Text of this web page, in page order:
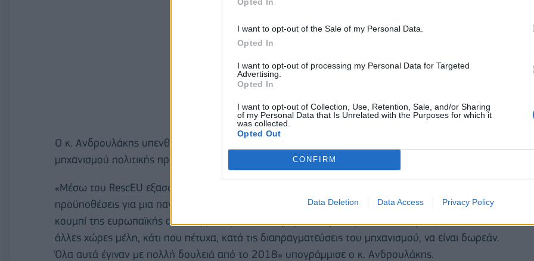
I want to opt-out of the Sale of my Personal Data.
Opted In
I want to opt-out of processing my Personal Data for Targeted
Advertising.
Opted In
I want to opt-out of Collection, Use, Retention, Sale, and/or Sharing
of my Personal Data that Is Unrelated with the Purposes for which it
was collected.
Opted Out
CONFIRM
Data Deletion Data Access Privacy Policy
Ο κ. Ανδρουλάκης υπενθύμισε ότι ως ευρωβουλευτής ήταν ο εισηγητής του ευρωπαϊκού
μηχανισμού πολιτικής προστασίας, RescEU του οποίου τα οφέλη είναι πολλαπλά για τη χώρα μας.
«Μέσω του RescEU εξασφαλίζεται έκπτωση 30% στην προμήθεια νέων . Δημιουργήσαμε τότε τις
προϋποθέσεις για μια πανευρωπαϊκή παραγγελία. Επιπλέον, κάθε χρόνο η χώρα μας πατάει το
κουμπί της ευρωπαϊκής αλληλεγγύης για τη συνδρομή εναέριων μέσων και πυροσβεστών από
άλλες χώρες μέλη, κάτι που πέτυχα, κατά τις διαπραγματεύσεις του μηχανισμού, να είναι δωρεάν.
Όλα αυτά έγιναν με πολλή δουλειά από το 2018» υπογράμμισε ο κ. Ανδρουλάκης.